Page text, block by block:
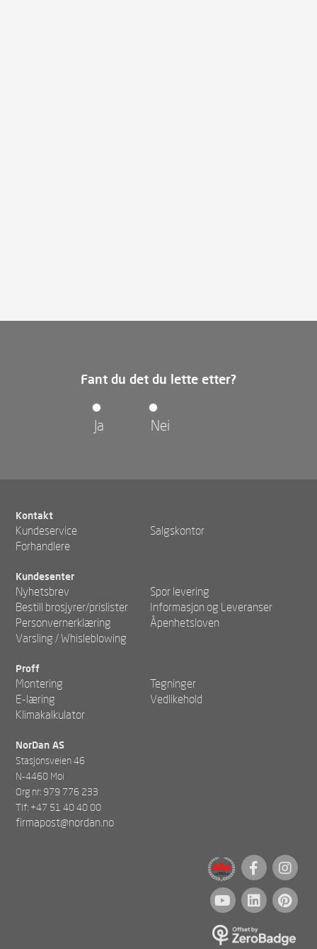
Fant du det du lette etter?
Ja Nei
Kontakt
Kundeservice
Salgskontor
Forhandlere
Kundesenter
Nyhetsbrev
Spor levering
Bestill brosjyrer/prislister
Informasjon og Leveranser
Personvernerklæring
Åpenhetsloven
Varsling / Whisleblowing
Proff
Montering
Tegninger
E-læring
Vedlikehold
Klimakalkulator
NorDan AS
Stasjonsveien 46
N-4460 Moi
Org nr: 979 776 233
Tlf: +47 51 40 40 00
firmapost@nordan.no